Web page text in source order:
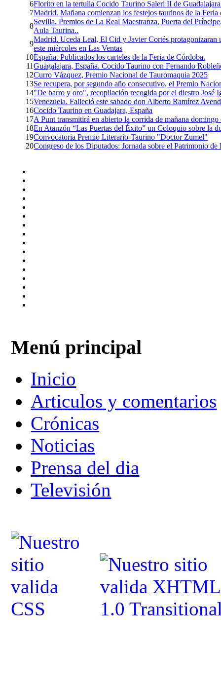
6Florito en la tertulia Cocido Taurino Saleri II de
7Madrid. Mañana comienzan los festejos taurinos de la Feria
8
Sevilla. Premios de La Real Maestranza, Puerta del
Aula Taurina..
9
Madrid. Uceda Leal, El Cid y Javier Cortés protagonizaran
este miércoles en Las Ventas
10España. Publicados los carteles de la Feria de Córdoba.
11Guagalajara, España. Cocido Taurino con Fernando
12Curro Vázquez, Premio Nacional de Tauromaquia 2025
13Se recupera, por segundo año consecutivo, el Premio
14"De barro y oro", recopilación recogida por el diestro José
15Venezuela. Falleció este sabado don Alberto Ramírez
16Cocido Taurino en Guadajara, España
17A Punt transmitirá en abierto la corrida de mañana domingo
18En Atanzón “Las Puertas del Éxito” un Coloquio sobre la
19Convocatoria Premio Literario-Taurino "Doctor Zumel"
20Congreso de los Diputados: Jornada sobre el Patrimonio de
Menú principal
Inicio
Articulos y comentarios
Crónicas
Noticias
Prensa del dia
Televisión